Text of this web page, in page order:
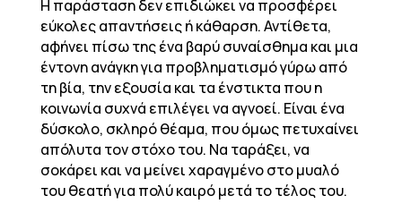
Η παράσταση δεν επιδιώκει να προσφέρει
εύκολες απαντήσεις ή κάθαρση. Αντίθετα,
αφήνει πίσω της ένα βαρύ συναίσθημα και μια
έντονη ανάγκη για προβληματισμό γύρω από
τη βία, την εξουσία και τα ένστικτα που η
κοινωνία συχνά επιλέγει να αγνοεί. Είναι ένα
δύσκολο, σκληρό θέαμα, που όμως πετυχαίνει
απόλυτα τον στόχο του. Να ταράξει, να
σοκάρει και να μείνει χαραγμένο στο μυαλό
του θεατή για πολύ καιρό μετά το τέλος του.